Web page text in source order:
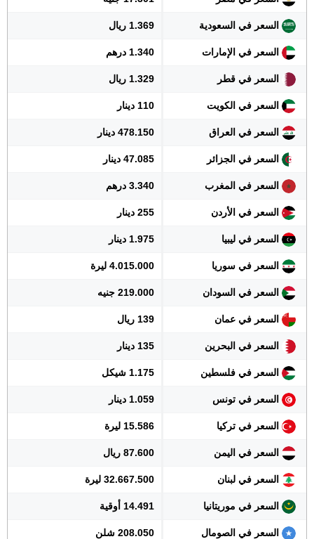
السعر في السعودية 1.369 ريال
السعر في الإمارات 1.340 درهم
السعر في قطر 1.329 ريال
السعر في الكويت 110 دينار
السعر في العراق 478.150 دينار
السعر في الجزائر 47.085 دينار
السعر في المغرب 3.340 درهم
السعر في الأردن 255 دينار
السعر في ليبيا 1.975 دينار
السعر في سوريا 4.015.000 ليرة
السعر في السودان 219.000 جنيه
السعر في عمان 139 ريال
السعر في البحرين 135 دينار
السعر في فلسطين 1.175 شيكل
السعر في تونس 1.059 دينار
السعر في تركيا 15.586 ليرة
السعر في اليمن 87.600 ريال
السعر في لبنان 32.667.500 ليرة
السعر في موريتانيا 14.491 أوقية
السعر في الصومال 208.050 شلن